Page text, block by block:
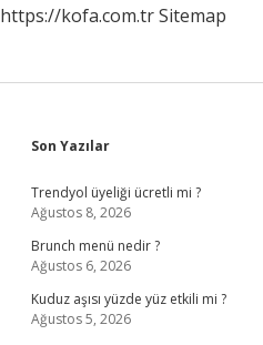
https://kofa.com.trSitemap
Sidebar
Son Yazılar
Trendyol üyeliği ücretli mi ?
Ağustos 8, 2026
Brunch menü nedir ?
Ağustos 6, 2026
Kuduz aşısı yüzde yüz etkili mi ?
Ağustos 5, 2026